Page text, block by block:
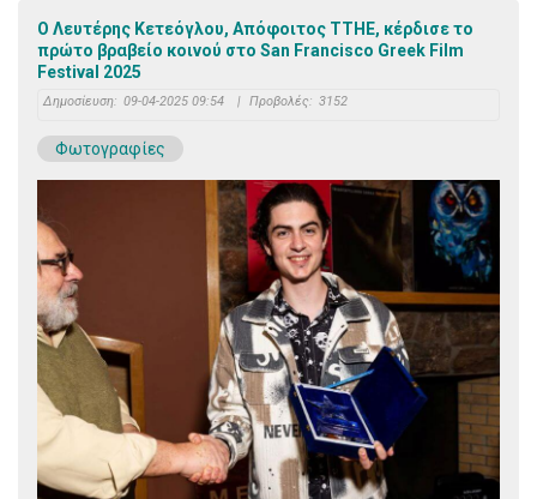
Ο Λευτέρης Κετεόγλου, Απόφοιτος ΤΤΗΕ, κέρδισε το
πρώτο βραβείο κοινού στο San Francisco Greek Film
Festival 2025
Δημοσίευση: 09-04-2025 09:54 | Προβολές: 3152
Φωτογραφίες